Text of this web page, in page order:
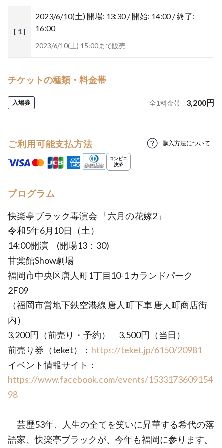
[ 1 ]
2023/6/10(土) 開場: 13:30 / 開始: 14:00 / 終了:
16:00
2023/6/10(土) 15:00まで販売
チケットの種類・料金帯
入場券 全1料金帯 3,200円
ご利用可能支払方法 購入方法について
プログラム
快楽亭ブラック毒演会 「六月の花嫁2」
令和5年6月10日（土）
14:00開演 (開場13：30)
甘棠館Show劇場
福岡市中央区唐人町1丁目10-1 カランドパーク
2F09
（福岡市営地下鉄空港線 唐人町下車 唐人町商店街
内）
3,200円（前売り・予約） 3,500円（当日）
前売り券（teket）： https://teket.jp/6150/20981
イベント情報サイト：
https://www.facebook.com/events/1533173609154
98
芸歴53年、人生の全てを笑いに昇華する希代の落
語家、快楽亭ブラックが、今年も福岡に参ります。